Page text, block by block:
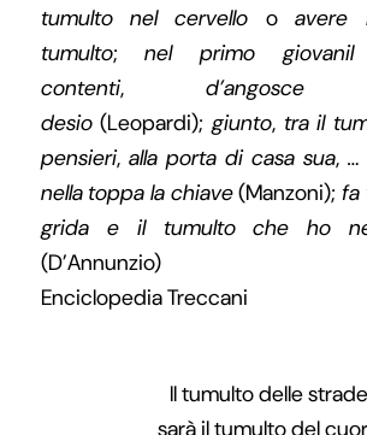
tumulto nel cervello oavere
tumulto;nel primo
contenti,
desio(Leopardi);giunto,tra il
pensieri,alla porta di casa sua, …
nella toppa la chiave(Manzoni);fa
grida e il tumulto che ho
(D’Annunzio)
Enciclopedia Treccani
Il tumulto delle strade
sarà il tumulto del